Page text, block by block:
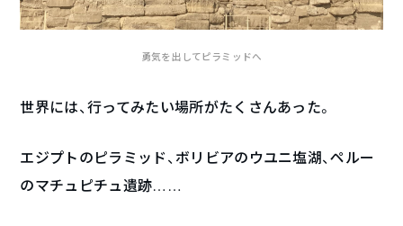
勇気を出してピラミッドへ
世界には、行ってみたい場所がたくさんあった。
エジプトのピラミッド、ボリビアのウユニ塩湖、ペルー
のマチュピチュ遺跡……